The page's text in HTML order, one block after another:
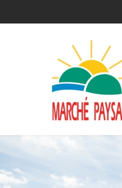
Qui sommes-nous ?
Devenir membre